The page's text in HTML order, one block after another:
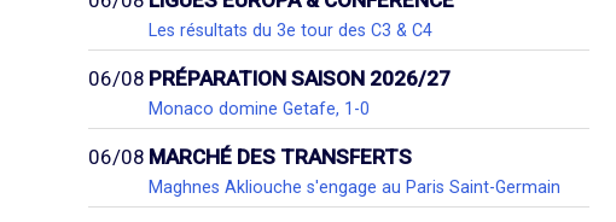
Les résultats du 3e tour des C3 & C4
06/08 PRÉPARATION SAISON 2026/27
Monaco domine Getafe, 1-0
06/08 MARCHÉ DES TRANSFERTS
Maghnes Akliouche s'engage au Paris Saint-Germain